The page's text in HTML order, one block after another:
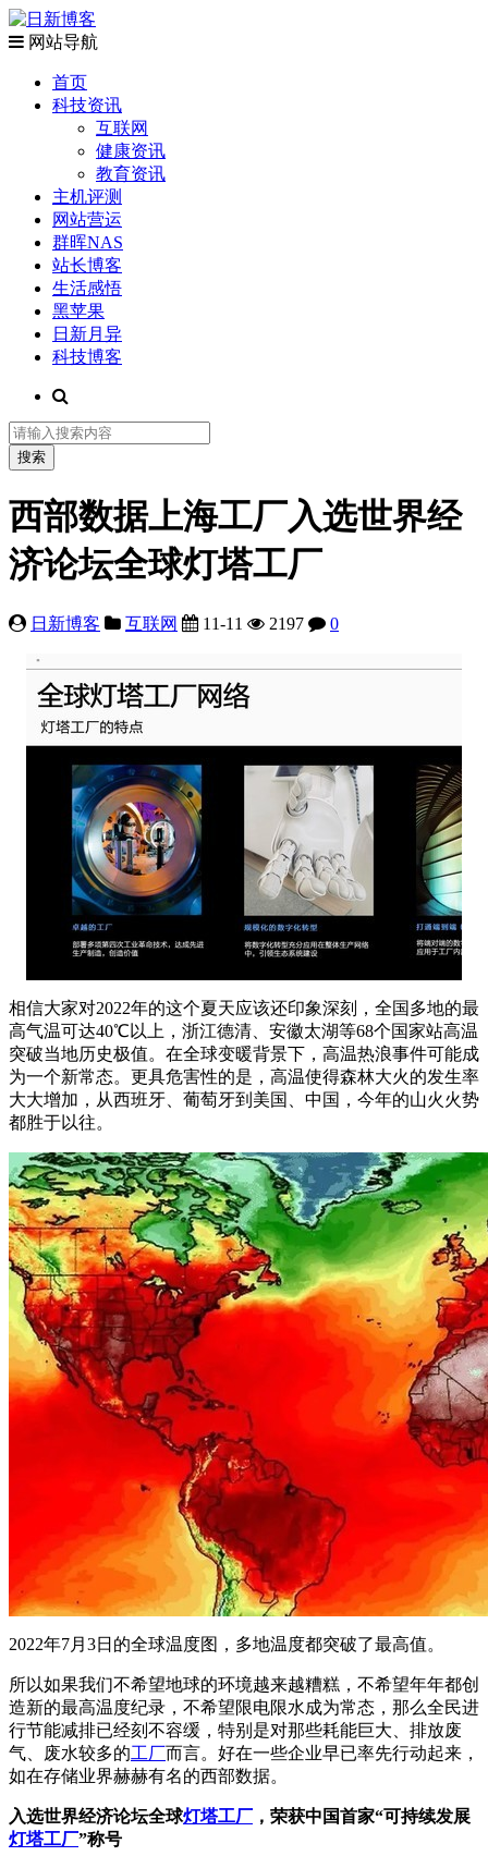
网站导航
首页
科技资讯
互联网
健康资讯
教育资讯
主机评测
网站营运
群晖NAS
站长博客
生活感悟
黑苹果
日新月异
科技博客
西部数据上海工厂入选世界经
济论坛全球灯塔工厂
日新博客 互联网 11-11 2197 0
相信大家对2022年的这个夏天应该还印象深刻，全国多地的最
高气温可达40℃以上，浙江德清、安徽太湖等68个国家站高温
突破当地历史极值。在全球变暖背景下，高温热浪事件可能成
为一个新常态。更具危害性的是，高温使得森林大火的发生率
大大增加，从西班牙、葡萄牙到美国、中国，今年的山火火势
都胜于以往。
2022年7月3日的全球温度图，多地温度都突破了最高值。
所以如果我们不希望地球的环境越来越糟糕，不希望年年都创
造新的最高温度纪录，不希望限电限水成为常态，那么全民进
行节能减排已经刻不容缓，特别是对那些耗能巨大、排放废
气、废水较多的工厂而言。好在一些企业早已率先行动起来，
如在存储业界赫赫有名的西部数据。
入选世界经济论坛全球灯塔工厂 ，荣获中国首家“可持续发展
灯塔工厂”称号